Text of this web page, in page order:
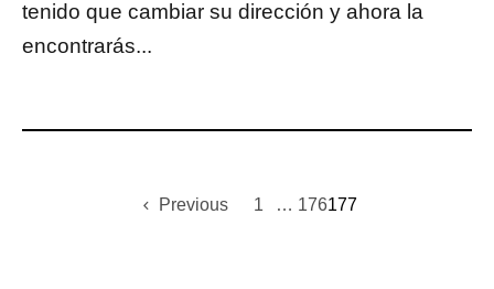
tenido que cambiar su dirección y ahora la
encontrarás...
Previous 1 … 176177